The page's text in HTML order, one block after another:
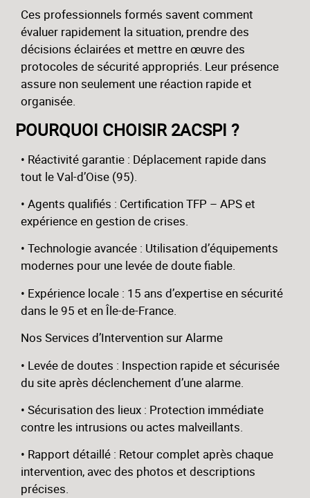
Ces professionnels formés savent comment
évaluer rapidement la situation, prendre des
décisions éclairées et mettre en œuvre des
protocoles de sécurité appropriés. Leur présence
assure non seulement une réaction rapide et
organisée.
POURQUOI CHOISIR 2ACSPI ?
• Réactivité garantie : Déplacement rapide dans
tout le Val-d’Oise (95).
•Agents qualifiés : Certification TFP – APS et
expérience en gestion de crises.
•Technologie avancée : Utilisation d’équipements
modernes pour une levée de doute fiable.
• Expérience locale : 15 ans d’expertise en sécurité
dans le 95 et en Île-de-France.
Nos Services d’Intervention sur Alarme
• Levée de doutes : Inspection rapide et sécurisée
du site après déclenchement d’une alarme.
•Sécurisation des lieux : Protection immédiate
contre les intrusions ou actes malveillants.
• Rapport détaillé : Retour complet après chaque
intervention, avec des photos et descriptions
précises.